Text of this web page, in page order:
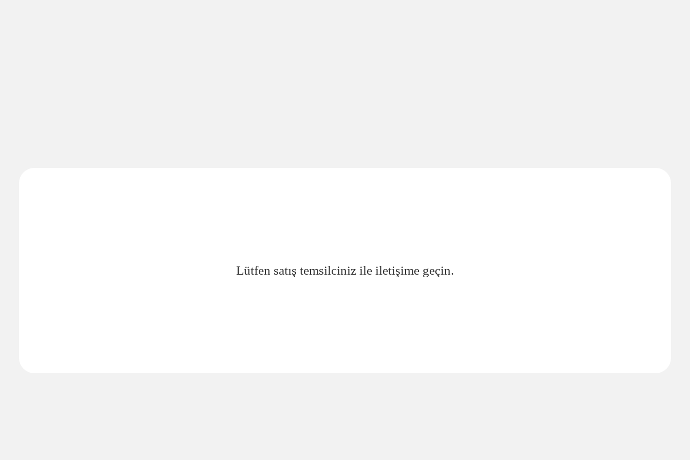
Lütfen satış temsilciniz ile iletişime geçin.